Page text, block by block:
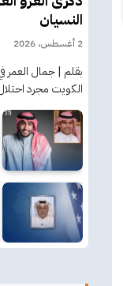
النسيان
2 أغسطس، 2026
بقلم | جمال العمر
الكويت مجرد